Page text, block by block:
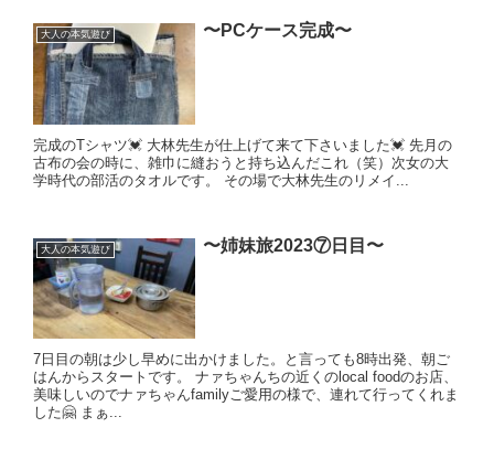
大人の本気遊び 〜PCケース完成〜
完成のTシャツ💓 大林先生が仕上げて来て下さいました💓 先月の
古布の会の時に、雑巾に縫おうと持ち込んだこれ（笑）次女の大
学時代の部活のタオルです。 その場で大林先生のリメイ...
大人の本気遊び 〜姉妹旅2023⑦日目〜
7日目の朝は少し早めに出かけました。と言っても8時出発、朝ご
はんからスタートです。 ナァちゃんちの近くのlocal foodのお店、
美味しいのでナァちゃんfamilyご愛用の様で、連れて行ってくれま
した🤗 まぁ...